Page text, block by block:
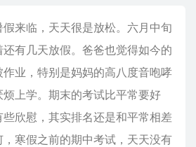
来临，天天很是放松。六月中旬
有几天放假。爸爸也觉得如今的
业，特别是妈妈的高八度音咆哮
上学。期末的考试比平常要好
欣慰，其实排名还是和平常相差
寒假之前的期中考试，天天没有